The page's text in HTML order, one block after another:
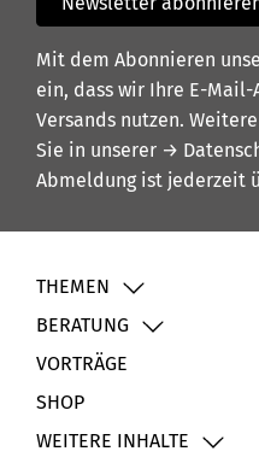
Mit dem Abonnieren
ein, dass wir Ihre E-Mail-
Versands nutzen.
Sie in unserer →
Abmeldung ist jederzeit
THEMEN
BERATUNG
VORTRÄGE
SHOP
WEITERE INHALTE